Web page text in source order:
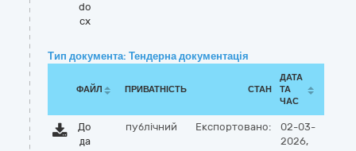
do
cx
Тип документа: Тендерна документація
ФАЙЛ ПРИВАТНІСТЬ СТАН
ДАТА
ТА
ЧАС
До
да
публічний Експортовано:
02-03-
2026,